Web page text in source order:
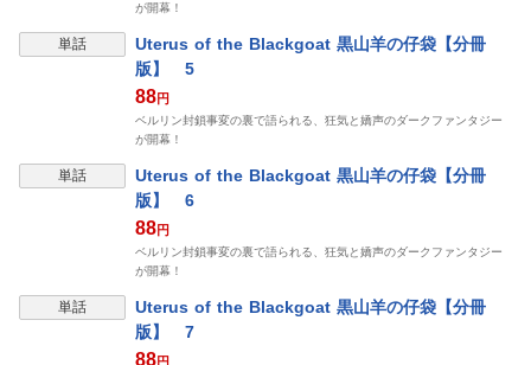
が開幕！
単話
Uterus of the Blackgoat 黒山羊の仔袋【分冊
版】 5
88円
ベルリン封鎖事変の裏で語られる、狂気と嬌声のダークファンタジー
が開幕！
単話
Uterus of the Blackgoat 黒山羊の仔袋【分冊
版】 6
88円
ベルリン封鎖事変の裏で語られる、狂気と嬌声のダークファンタジー
が開幕！
単話
Uterus of the Blackgoat 黒山羊の仔袋【分冊
版】 7
88円